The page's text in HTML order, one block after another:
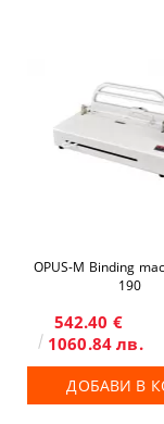
OPUS-М Binding
190
542.40 €
1060.84 лв.
ДОБАВИ В